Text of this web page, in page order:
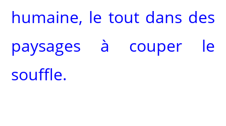
humaine, le tout dans des
paysages à couper le
souffle.